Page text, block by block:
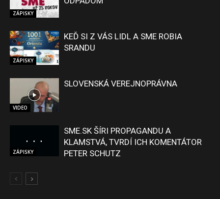
ZÁPISKY
ZÁPISKY
KEĎ SI Z VÁS LIDL A SME ROBIA
SRANDU
VIDEO
SLOVENSKÁ VEREJNOPRÁVNA
ZÁPISKY
SME.SK ŠÍRI PROPAGANDU A
KLAMSTVÁ, TVRDÍ ICH KOMENTÁTOR
PETER SCHUTZ